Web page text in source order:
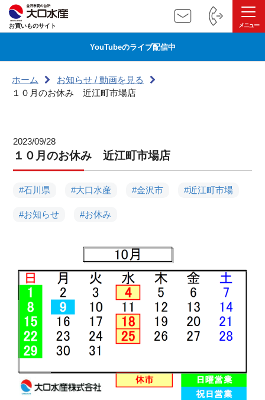
お買いものサイト
YouTubeのライブ配信中
ホーム
お知らせ / 動画を見る
１０月のお休み 近江町市場店
2023/09/28
１０月のお休み 近江町市場店
#石川県 #大口水産 #金沢市 #近江町市場
#お知らせ #お休み